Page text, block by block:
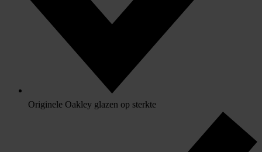
Originele Oakley glazen op sterkte